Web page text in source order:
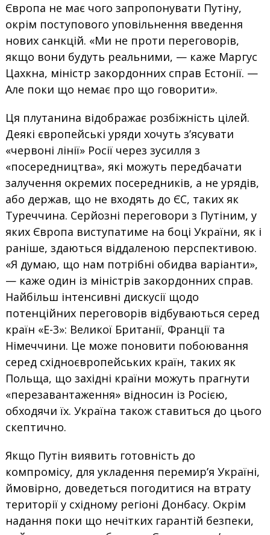
Європа не має чого запропонувати Путіну,
окрім поступового уповільнення введення
нових санкцій. «Ми не проти переговорів,
якщо вони будуть реальними, — каже Маргус
Цахкна, міністр закордонних справ Естонії. —
Але поки що немає про що говорити».
Ця плутанина відображає розбіжність цілей.
Деякі європейські уряди хочуть з’ясувати
«червоні лінії» Росії через зусилля з
«посередництва», які можуть передбачати
залучення окремих посередників, а не урядів,
або держав, що не входять до ЄС, таких як
Туреччина. Серйозні переговори з Путіним, у
яких Європа виступатиме на боці України, як і
раніше, здаються віддаленою перспективою.
«Я думаю, що нам потрібні обидва варіанти»,
— каже один із міністрів закордонних справ.
Найбільш інтенсивні дискусії щодо
потенційних переговорів відбуваються серед
країн «Е-3»: Великої Британії, Франції та
Німеччини. Це може поновити побоювання
серед східноєвропейських країн, таких як
Польща, що західні країни можуть прагнути
«перезавантаження» відносин із Росією,
обходячи їх. Україна також ставиться до цього
скептично.
Якщо Путін виявить готовність до
компромісу, для укладення перемир’я Україні,
ймовірно, доведеться погодитися на втрату
території у східному регіоні Донбасу. Окрім
надання поки що нечітких гарантій безпеки,